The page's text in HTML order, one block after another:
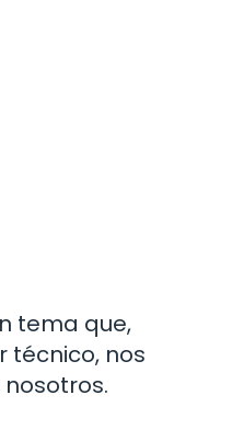
tema que,
técnico, nos